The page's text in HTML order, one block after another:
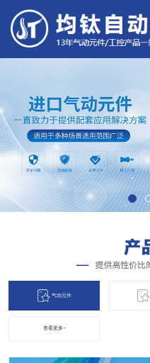
气动元件
查看更多+